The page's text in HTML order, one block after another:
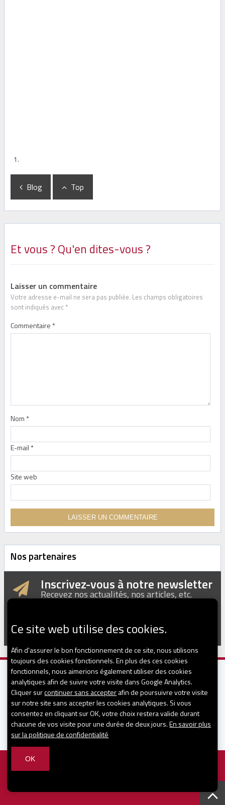
Blog Top
Et vous ? Qu'en dites-vous ?
Laisser un commentaire
Votre adresse e-mail ne sera pas publiée. Les champs obligatoires
sont indiqués avec *
Commentaire *
Nom *
E-mail *
Site web
Nos partenaires
Inscrivez-vous à notre newsletter
Recevez nos actualités, nos articles, etc.
CONTACT
Ce site web utilise des cookies.
Afin d'assurer le bon fonctionnement de ce site, nous utilisons
toujours des cookies fonctionnels. En plus des ces cookies
fonctionnels, nous aimerions également utiliser des cookies
analytiques afin de suivre votre visite dans Google Analytics.
Cliquer surcontinuer sans accepterafin de poursuivre votre visite
sur notre site sans accepter les cookies analytiques. Si vous
consentez en cliquant sur OK, votre choix restera valide durant
chacune de vos visite pour une durée de deux jours.En savoir plus
sur la politique de confidentialité
OK